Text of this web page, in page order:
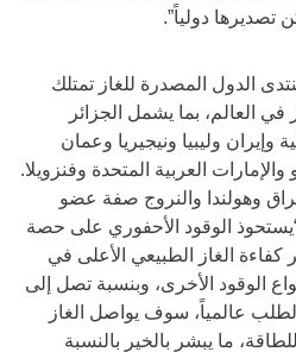
دولياً”.
الدول المصدرة للغاز تمتلك
في العالم، بما يشمل الجزائر
وإيران وليبيا ونيجيريا وعمان
العربية المتحدة وفنزويلا.
وهولندا والنروج صفة عضو
الوقود الأحفوري على حصة
كفاءة الغاز الطبيعي الأعلى في
الوقود الأخرى، وبنسبة تصل إلى
الطلب عالمياً، سوف يواصل الغاز
ما يبشر بالخير بالنسبة